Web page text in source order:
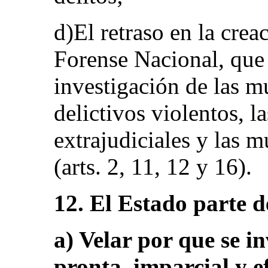
d)El retraso en la
Forense Nacional,
investigación de las
delictivos violentos,
extrajudiciales y las
(arts. 2, 11, 12 y 16).
12. El Estado parte
a) Velar por que se